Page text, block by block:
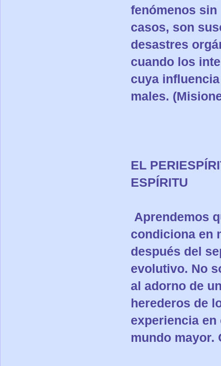
fenómenos
casos, son
desastres
cuando los
cuya
males.
EL
ESPÍRITU
Aprendemos
condiciona en
después del
evolutivo. No
al adorno de
herederos de
experiencia
mundo mayor.